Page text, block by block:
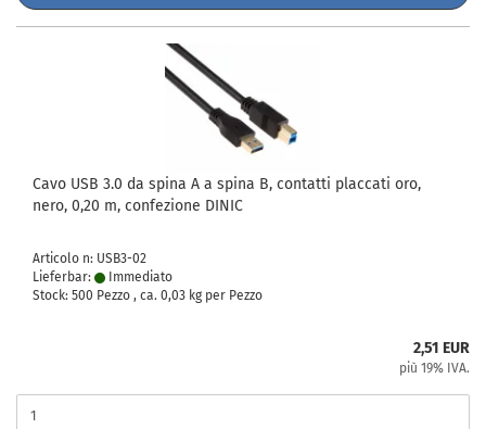
Cavo USB 3.0 da spina A a spina B, contatti placcati oro,
nero, 0,20 m, confezione DINIC
Articolo n: USB3-02
Lieferbar:
Immediato
Stock: 500 Pezzo , ca. 0,03 kg per Pezzo
2,51 EUR
più 19% IVA.